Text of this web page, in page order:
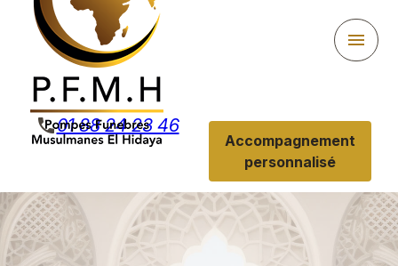
menu
phone01 88 24 23 46
Accompagnement
personnalisé
Panneau de gestion des cookies